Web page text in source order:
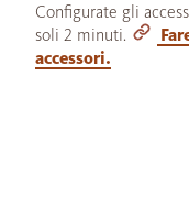
Configurate gli
soli 2 minuti.
accessori.